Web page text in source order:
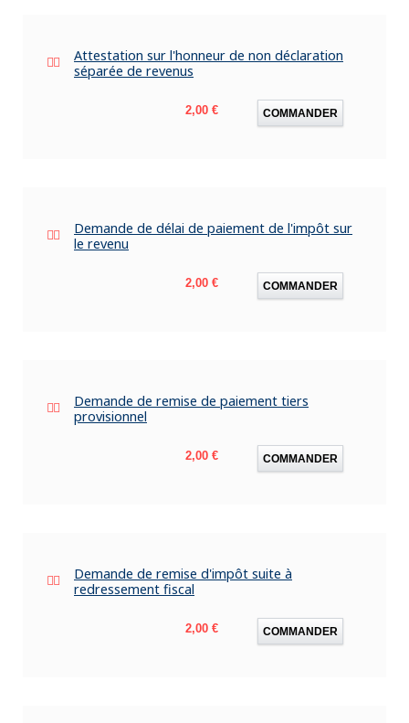
Attestation sur l'honneur de non déclaration
séparée de revenus
Prix
2,00 € COMMANDER
Demande de délai de paiement de l'impôt sur
le revenu
Prix
2,00 € COMMANDER
Demande de remise de paiement tiers
provisionnel
Prix
2,00 € COMMANDER
Demande de remise d'impôt suite à
redressement fiscal
Prix
2,00 € COMMANDER